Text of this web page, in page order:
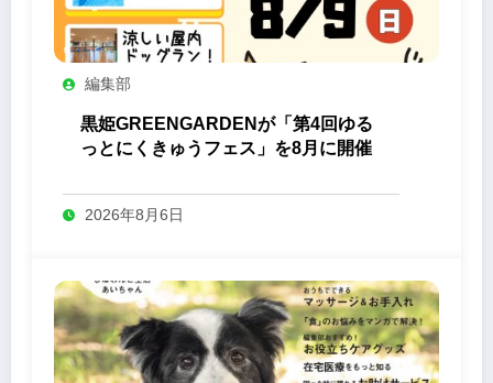
編集部
黒姫GREENGARDENが「第4回ゆる
っとにくきゅうフェス」を8月に開催
2026年8月6日